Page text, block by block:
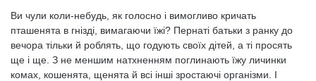
Ви чули коли-небудь, як голосно і вимогливо кричать
пташенята в гнізді, вимагаючи їжі? Пернаті батьки з ранку до
вечора тільки й роблять, що годують своїх дітей, а ті просять
ще і ще. З не меншим натхненням поглинають їжу личинки
комах, кошенята, щенята й всі інші зростаючі організми. І